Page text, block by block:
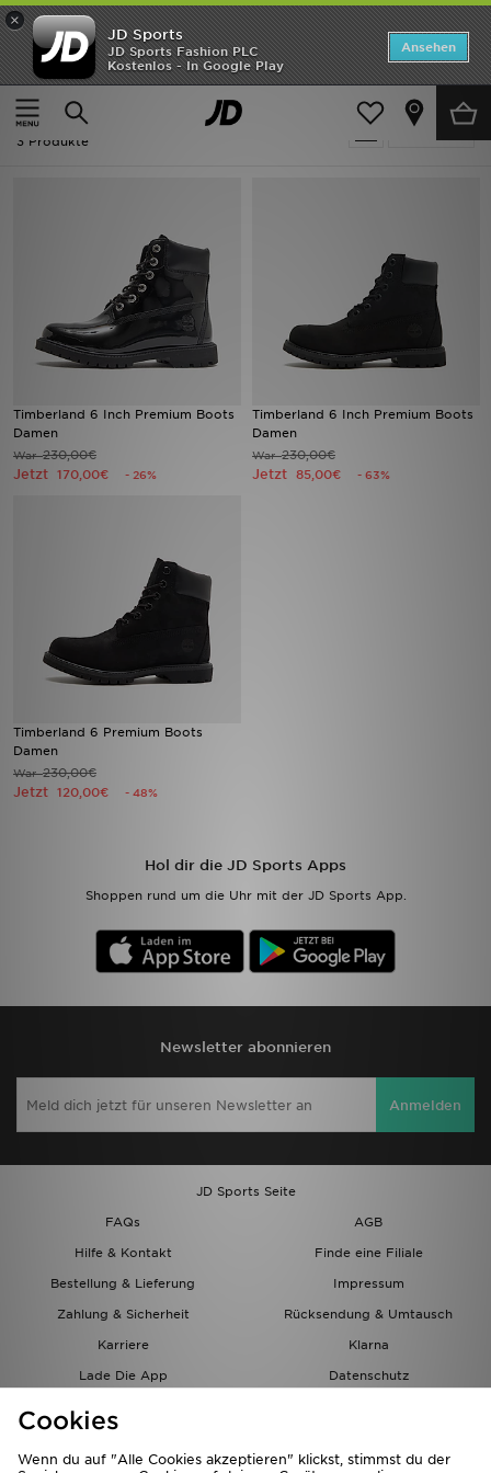
×
JD Sports
JD Sports Fashion PLC
Kostenlos - In Google Play
Ansehen
Startseite
Ausverkauf | Timberland 6 Inch
verfeinern
Ausverkauf | Timberland 6 Inch
3 Produkte
Timberland 6 Inch Premium Boots
Damen
War230,00€
Jetzt 170,00€ - 26%
Timberland 6 Inch Premium Boots
Damen
War230,00€
Jetzt 85,00€ - 63%
Timberland 6 Premium Boots
Damen
War230,00€
Jetzt 120,00€ - 48%
Hol dir die JD Sports Apps
Shoppen rund um die Uhr mit der JD Sports App.
Newsletter abonnieren
Anmelden
JD Sports Seite
FAQs
AGB
Hilfe & Kontakt
Finde eine Filiale
Bestellung & Lieferung
Impressum
Zahlung & Sicherheit
Rücksendung & Umtausch
Karriere
Klarna
Lade Die App
Datenschutz
Startseite
ANGEBOTE
Marken
Kinder
JD Exklusives
Geschenkkarte
Filialfinder
Mein JD
Meine Nachrichten
Hilfe & Kontakt
Trending Styles
Cookies
Wenn du auf "Alle Cookies akzeptieren" klickst, stimmst du der